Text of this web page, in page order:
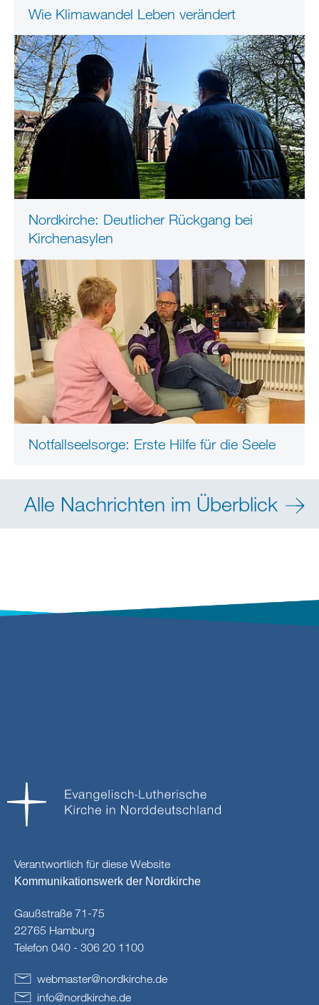
Wie Klimawandel Leben verändert
Nordkirche: Deutlicher Rückgang bei
Kirchenasylen
Notfallseelsorge: Erste Hilfe für die Seele
Alle Nachrichten im Überblick
Verantwortlich für diese Website
Kommunikationswerk der Nordkirche
Gaußstraße 71-75
22765 Hamburg
Telefon 040 - 306 20 1100
webmaster@nordkirche.de
info@nordkirche.de